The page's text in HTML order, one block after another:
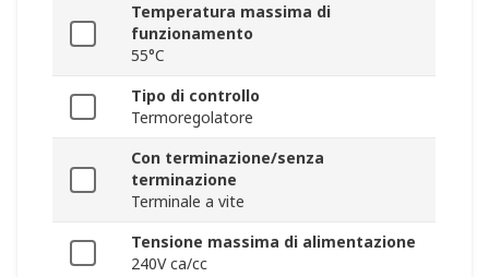
Temperatura massima di
funzionamento
55°C
Tipo di controllo
Termoregolatore
Con terminazione/senza
terminazione
Terminale a vite
Tensione massima di alimentazione
240V ca/cc